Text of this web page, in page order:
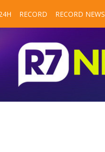
RECORD RECORD NEWS